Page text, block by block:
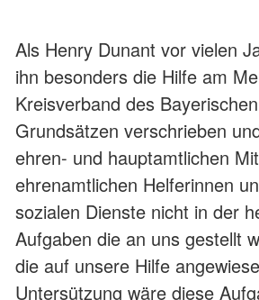
Als Henry Dunant vor vielen
ihn besonders die Hilfe am
Kreisverband des
Grundsätzen verschrieben
ehren- und hauptamtlichen
ehrenamtlichen Helferinnen
sozialen Dienste nicht in der
Aufgaben die an uns gestellt
die auf unsere Hilfe
Untersützung wäre diese